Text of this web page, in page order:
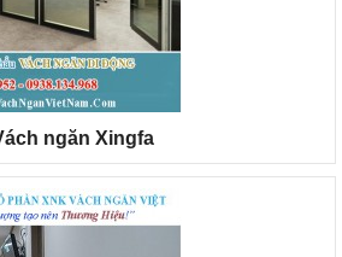
ngăn Xingfa